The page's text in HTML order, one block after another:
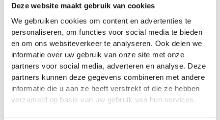
Deze website maakt gebruik van cookies
We gebruiken cookies om content en advertenties te
personaliseren, om functies voor social media te bieden
en om ons websiteverkeer te analyseren. Ook delen we
informatie over uw gebruik van onze site met onze
partners voor social media, adverteren en analyse. Deze
partners kunnen deze gegevens combineren met andere
informatie die u aan ze heeft verstrekt of die ze hebben
verzameld op basis van uw gebruik van hun services.
Application error: a client-side exception has occurred while
loading
www.caramelcampers.be (see the browser console
more information).